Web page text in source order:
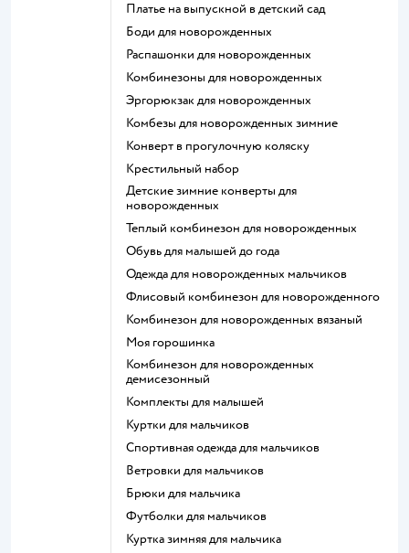
Платье на выпускной в детский сад
Боди для новорожденных
Распашонки для новорожденных
Комбинезоны для новорожденных
Эргорюкзак для новорожденных
Комбезы для новорожденных зимние
Конверт в прогулочную коляску
Крестильный набор
Детские зимние конверты для
новорожденных
Теплый комбинезон для новорожденных
Обувь для малышей до года
Одежда для новорожденных мальчиков
Флисовый комбинезон для новорожденного
Комбинезон для новорожденных вязаный
Моя горошинка
Комбинезон для новорожденных
демисезонный
Комплекты для малышей
Куртки для мальчиков
Спортивная одежда для мальчиков
Ветровки для мальчиков
Брюки для мальчика
Футболки для мальчиков
Куртка зимняя для мальчика